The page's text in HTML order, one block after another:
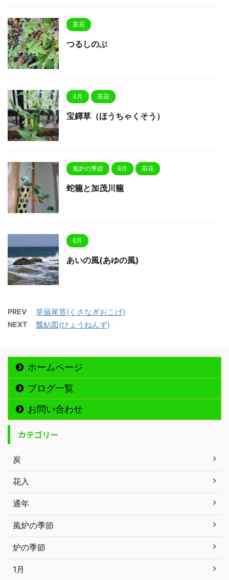
茶花
つるしのぶ
4月 茶花
宝鐸草（ほうちゃくそう）
風炉の季節 6月 茶花
蛇籠と加茂川籠
6月
あいの風(あゆの風)
PREV 草薙尾苔(くさなぎおこげ)
NEXT 瓢鮎図(ひょうねんず)
ホームページ
ブログ一覧
お問い合わせ
カテゴリー
炭
花入
通年
風炉の季節
炉の季節
1月